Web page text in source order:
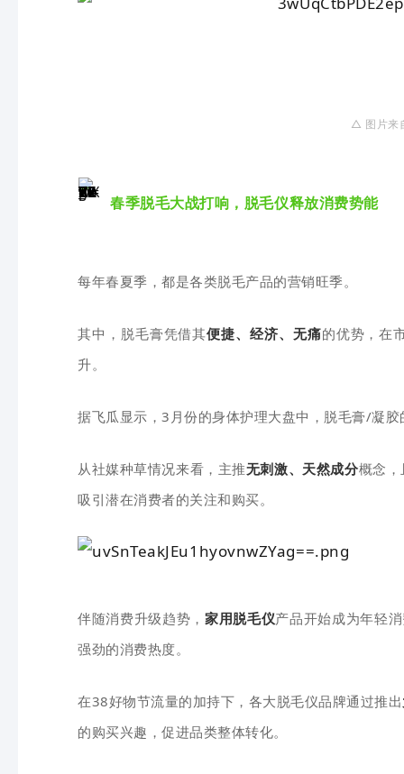
△ 图片来
春季脱毛大战打响，脱毛仪释放消费势能
每年春夏季，都是各类脱毛产品的营销旺季。
其中，脱毛膏凭借其便捷、经济、无痛的优势，在
升。
据飞瓜显示，3月份的身体护理大盘中，脱毛膏/凝
从社媒种草情况来看，主推无刺激、天然成分概念
吸引潜在消费者的关注和购买。
伴随消费升级趋势，家用脱毛仪产品开始成为年轻
强劲的消费热度。
在38好物节流量的加持下，各大脱毛仪品牌通过推出
的购买兴趣，促进品类整体转化。